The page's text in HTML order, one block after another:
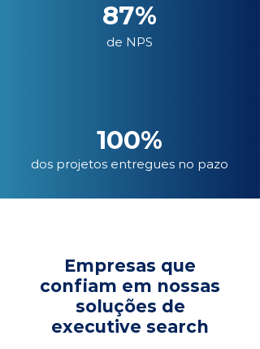
87%
de NPS
100%
dos projetos entregues no pazo
Empresas que
confiam em nossas
soluções de
executive search